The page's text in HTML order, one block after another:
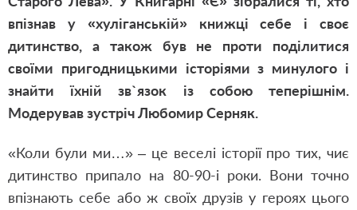
впізнав у «хуліганській» книжці себе і своє
дитинство, а також був не проти поділитися
своїми пригодницькими історіями з минулого і
знайти їхній зв`язок із собою теперішнім.
Модерував зустріч Любомир Серняк.
«Коли були ми…»– це веселі історії про тих, чиє
дитинство припало на 80-90-і роки. Вони точно
впізнають себе або ж своїх друзів у героях цього